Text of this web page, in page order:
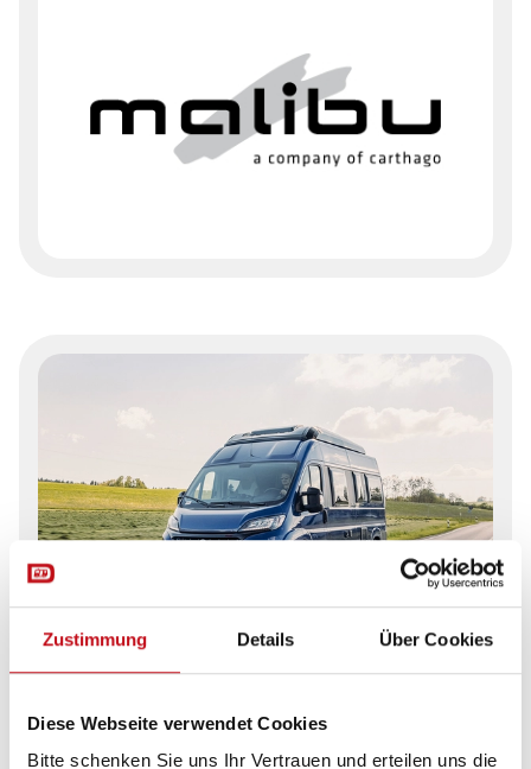
Zustimmung Details Über Cookies
Diese Webseite verwendet Cookies
Bitte schenken Sie uns Ihr Vertrauen und erteilen uns die
Wohnmobile von Carado
Tauchen Sie ein in die Welt von Carado und testen